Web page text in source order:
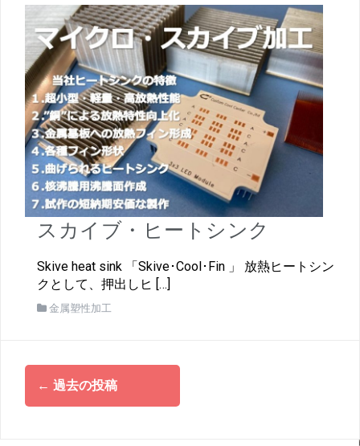
スカイブ・ヒートシンク
Skive heat sink 「Skive･Cool･Fin 」 放熱ヒートシン
クとして、押出しヒ […]
金属塑性加工
投
稿← 過去の投稿